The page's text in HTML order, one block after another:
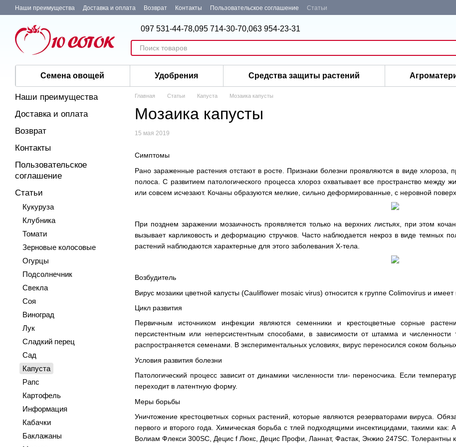
Перейти к основному контенту
Наши преимущества Доставка и оплата Возврат Контакты Пользовательское соглашение Статьи
097 531-44-78,095 714-30-70,063 954-23-31
Семена овощей Удобрения Средства защиты растений
Главная Статьи Капуста Мозаика капусты
Мозаика капусты
15 мая 2019
Симптомы
Рано зараженные растения отстают в росте. Признаки болезни проявляются в виде хлороза,
полоса. С развитием патологического процесса хлороз охватывает все пространство между
или совсем исчезают. Кочаны образуются мелкие, сильно деформированные, с неровной
При позднем заражении мозаичность проявляется только на верхних листьях, при этом
вызывает карликовость и деформацию стручков. Часто наблюдается некроз в виде темных
растений наблюдаются характерные для этого заболевания Х-тела.
Возбудитель
Вирус мозаики цветной капусты (Cauliflower mosaic virus) относится к группе Colimovirus и имеет
Цикл развития
Первичным источником инфекции являются семенники и крестоцветные сорные
персистентным или неперсистентным способами, в зависимости от штамма и
распространяется семенами. В экспериментальных условиях, вирус переносился соком
Условия развития болезни
Патологический процесс зависит от динамики численности тли- переносчика. Если
переходит в латентную форму.
Меры борьбы
Уничтожение крестоцветных сорных растений, которые являются резерваторами вируса.
первого и второго года. Химическая борьба с тлей подходящими инсектицидами, такими
Волиам Флекси 300SC, Децис f Люкс, Децис Профи, Ланнат, Фастак, Энжио 247SC. Толерантны к
Наши преимущества
Доставка и оплата
Возврат
Контакты
Пользовательское
соглашение
Статьи
Кукуруза
Клубника
Томати
Зерновые колосовые
Огурцы
Подсолнечник
Свекла
Соя
Виноград
Лук
Сладкий перец
Сад
Капуста
Рапс
Картофель
Информация
Кабачки
Баклажаны